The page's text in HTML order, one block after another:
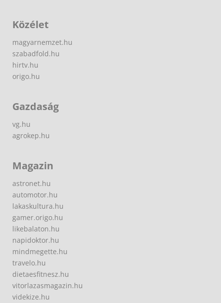
Közélet
magyarnemzet.hu
szabadfold.hu
hirtv.hu
origo.hu
Gazdaság
vg.hu
agrokep.hu
Magazin
astronet.hu
automotor.hu
lakaskultura.hu
gamer.origo.hu
likebalaton.hu
napidoktor.hu
mindmegette.hu
travelo.hu
dietaesfitnesz.hu
vitorlazasmagazin.hu
videkize.hu